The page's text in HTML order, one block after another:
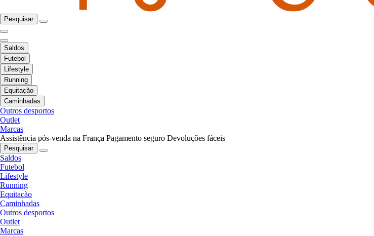
Pesquisar
Saldos
Futebol
Lifestyle
Running
Equitação
Caminhadas
Outros desportos
Outlet
Marcas
Assistência pós-venda na França Pagamento seguro Devoluções fáceis
Pesquisar
Saldos
Futebol
Lifestyle
Running
Equitação
Caminhadas
Outros desportos
Outlet
Marcas